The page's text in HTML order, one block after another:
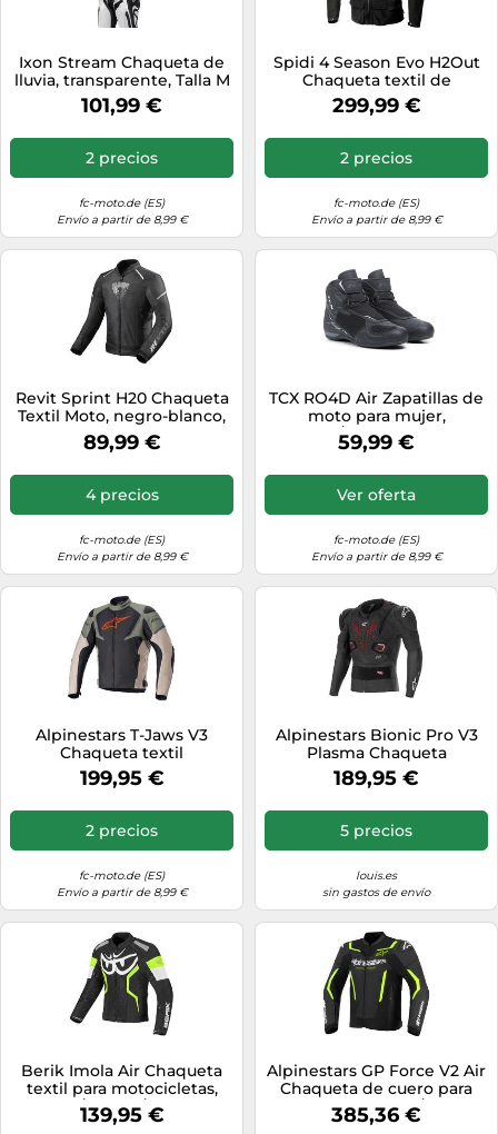
Ixon Stream Chaqueta de
lluvia, transparente, Talla M
101,99 €
2 precios
fc-moto.de (ES)
Envío a partir de 8,99 €
Spidi 4 Season Evo H2Out
Chaqueta textil de
motocicleta, negro/verde,
Talla M
299,99 €
2 precios
fc-moto.de (ES)
Envío a partir de 8,99 €
Revit Sprint H20 Chaqueta
Textil Moto, negro-blanco,
tamaño L para Hombres
89,99 €
4 precios
fc-moto.de (ES)
Envío a partir de 8,99 €
TCX RO4D Air Zapatillas de
moto para mujer,
Negro/Blanco, Talla 39
59,99 €
Ver oferta
fc-moto.de (ES)
Envío a partir de 8,99 €
Alpinestars T-Jaws V3
Chaqueta textil
impermeable para
motocicletas, negro/oliva,
Talla M
199,95 €
2 precios
fc-moto.de (ES)
Envío a partir de 8,99 €
Alpinestars Bionic Pro V3
Plasma Chaqueta
protectora, negro-rojo,
tamaño XL para Hombres
189,95 €
5 precios
louis.es
sin gastos de envío
Berik Imola Air Chaqueta
textil para motocicletas,
Negro/Blanco/Amarillo,
Talla 56
139,95 €
Alpinestars GP Force V2 Air
Chaqueta de cuero para
motocicleta, negro/amarillo
neón, Talla 56
385,36 €